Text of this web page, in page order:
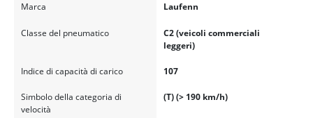
Marca Laufenn
Classe del pneumatico
C2 (veicoli commerciali
leggeri)
Indice di capacità di carico 107
Simbolo della categoria di
velocità
(T) (> 190 km/h)